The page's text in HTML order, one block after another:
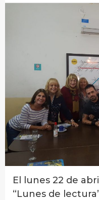
El lunes 22 de
“Lunes de